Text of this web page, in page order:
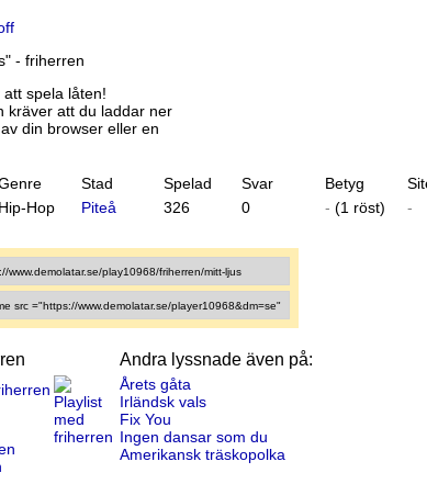
- friherren
spela låten!
kräver att du laddar ner
din browser eller en
Stad Spelad Svar Betyg
Hip-Hop Piteå 326 0 - (1 röst) -
Andra lyssnade även på:
Årets gåta
Irländsk vals
Fix You
Ingen dansar som du
Amerikansk träskopolka